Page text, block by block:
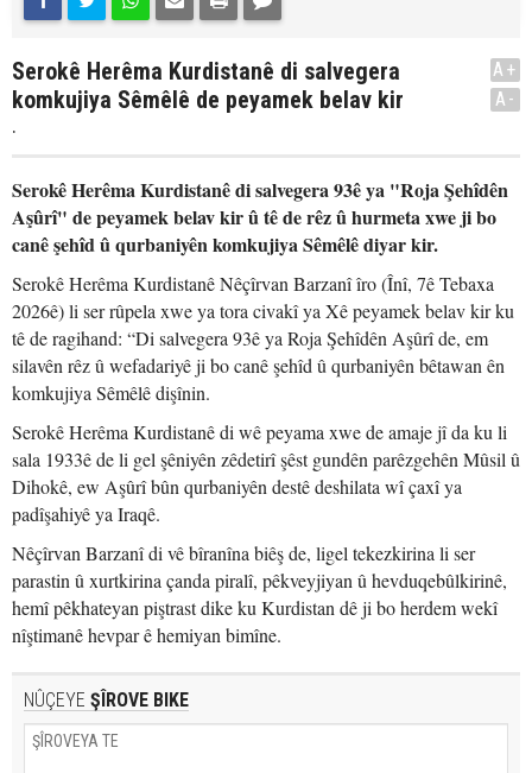
Serokê Herêma Kurdistanê di salvegera
komkujiya Sêmêlê de peyamek belav kir
.
A+
A-
Serokê Herêma Kurdistanê di salvegera 93ê ya "Roja Şehîdên
Aşûrî" de peyamek belav kir û tê de rêz û hurmeta xwe ji bo
canê şehîd û qurbaniyên komkujiya Sêmêlê diyar kir.
Serokê Herêma Kurdistanê Nêçîrvan Barzanî îro (Înî, 7ê Tebaxa
2026ê) li ser rûpela xwe ya tora civakî ya Xê peyamek belav kir ku
tê de ragihand: “Di salvegera 93ê ya Roja Şehîdên Aşûrî de, em
silavên rêz û wefadariyê ji bo canê şehîd û qurbaniyên bêtawan ên
komkujiya Sêmêlê dişînin.
Serokê Herêma Kurdistanê di wê peyama xwe de amaje jî da ku li
sala 1933ê de li gel şêniyên zêdetirî şêst gundên parêzgehên Mûsil û
Dihokê, ew Aşûrî bûn qurbaniyên destê deshilata wî çaxî ya
padîşahiyê ya Iraqê.
Nêçîrvan Barzanî di vê bîranîna biêş de, ligel tekezkirina li ser
parastin û xurtkirina çanda piralî, pêkveyjiyan û hevduqebûlkirinê,
hemî pêkhateyan piştrast dike ku Kurdistan dê ji bo herdem wekî
nîştimanê hevpar ê hemiyan bimîne.
NÛÇEYE ŞÎROVE BIKE